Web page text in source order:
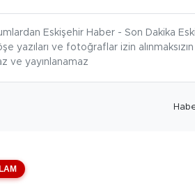
Eskişehir Haber - Son Dakika
yazıları ve fotoğraflar izin
ve yayınlanamaz